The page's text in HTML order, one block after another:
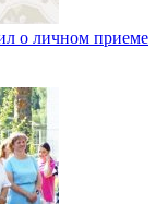
о личном приеме